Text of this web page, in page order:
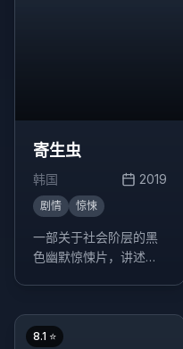
寄生虫
韩国 2019
剧情 惊悚
一部关于社会阶层的黑
色幽默惊悚片，讲述了
作，最终引发一系列意
想不到的事件。
8.1 ⭐